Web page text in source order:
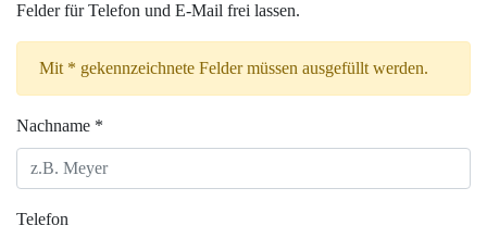
Felder für Telefon und E-Mail frei lassen.
Mit * gekennzeichnete Felder müssen ausgefüllt werden.
Nachname *
Telefon